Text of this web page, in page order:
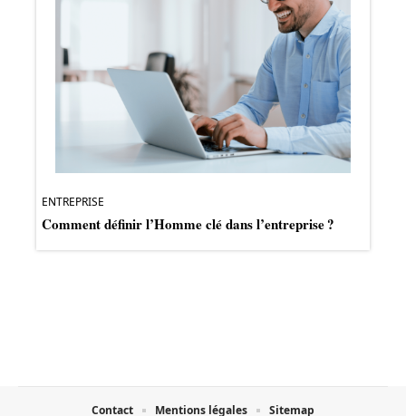
ENTREPRISE
Comment définir l’Homme clé dans l’entreprise ?
Contact Mentions légales Sitemap